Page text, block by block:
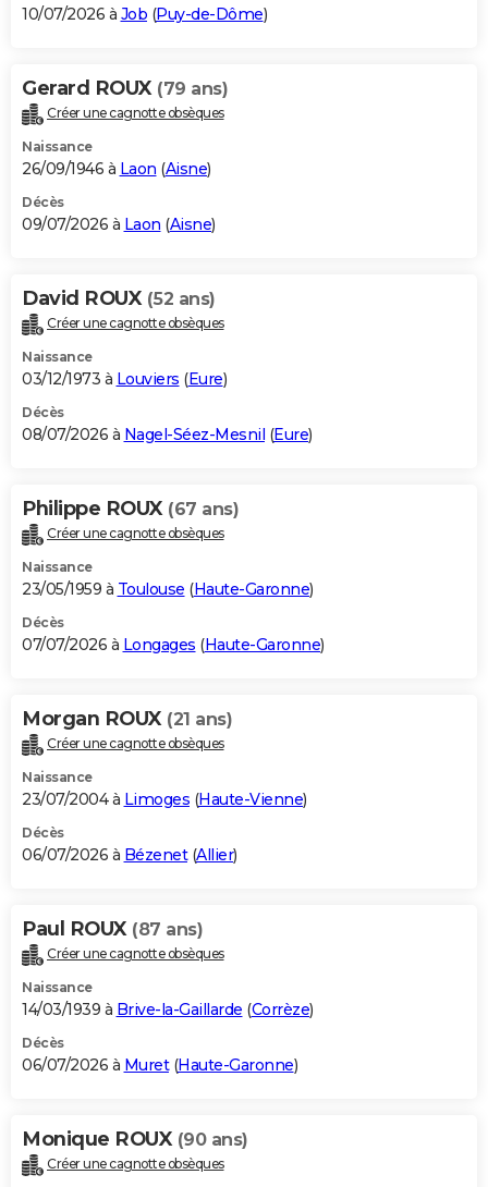
10/07/2026 à Job (Puy-de-Dôme)
Gerard ROUX (79 ans)
Créer une cagnotte obsèques
Naissance
26/09/1946 à Laon (Aisne)
Décès
09/07/2026 à Laon (Aisne)
David ROUX (52 ans)
Créer une cagnotte obsèques
Naissance
03/12/1973 à Louviers (Eure)
Décès
08/07/2026 à Nagel-Séez-Mesnil (Eure)
Philippe ROUX (67 ans)
Créer une cagnotte obsèques
Naissance
23/05/1959 à Toulouse (Haute-Garonne)
Décès
07/07/2026 à Longages (Haute-Garonne)
Morgan ROUX (21 ans)
Créer une cagnotte obsèques
Naissance
23/07/2004 à Limoges (Haute-Vienne)
Décès
06/07/2026 à Bézenet(Allier)
Paul ROUX (87 ans)
Créer une cagnotte obsèques
Naissance
14/03/1939 à Brive-la-Gaillarde (Corrèze)
Décès
06/07/2026 à Muret(Haute-Garonne)
Monique ROUX (90 ans)
Créer une cagnotte obsèques